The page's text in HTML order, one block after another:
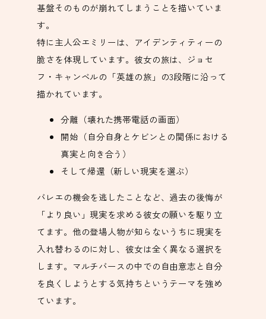
基盤そのものが崩れてしまうことを描いていま
す。
特に主人公エミリーは、アイデンティティーの
脆さを体現しています。彼女の旅は、ジョセ
フ・キャンベルの「英雄の旅」の3段階に沿って
描かれています。
分離（壊れた携帯電話の画面）
開始（自分自身とケビンとの関係における
真実と向き合う）
そして帰還（新しい現実を選ぶ）
バレエの機会を逃したことなど、過去の後悔が
「より良い」現実を求める彼女の願いを駆り立
てます。他の登場人物が知らないうちに現実を
入れ替わるのに対し、彼女は全く異なる選択を
します。マルチバースの中での自由意志と自分
を良くしようとする気持ちというテーマを強め
ています。